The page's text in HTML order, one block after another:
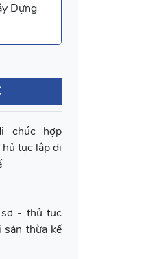
Dựng
chúc hợp
tục lập di
- thủ tục
sản thừa kế